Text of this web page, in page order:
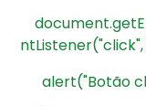
ntListener("click",
alert("Botão